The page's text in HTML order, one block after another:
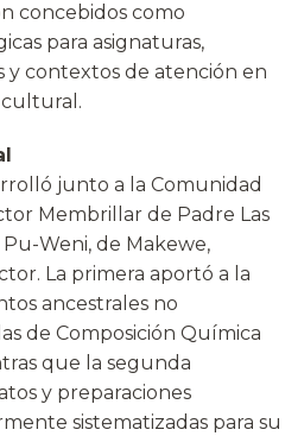
concebidos como
para asignaturas,
y contextos de atención en
junto a la Comunidad
Membrillar de Padre Las
Pu-Weni, de Makewe,
La primera aportó a la
ancestrales no
de Composición Química
que la segunda
y preparaciones
sistematizadas para su